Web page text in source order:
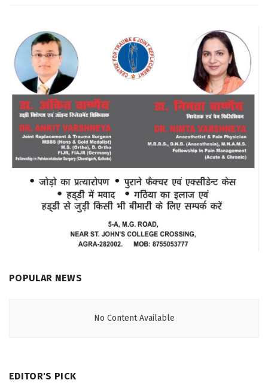
POPULAR NEWS
No Content Available
EDITOR'S PICK